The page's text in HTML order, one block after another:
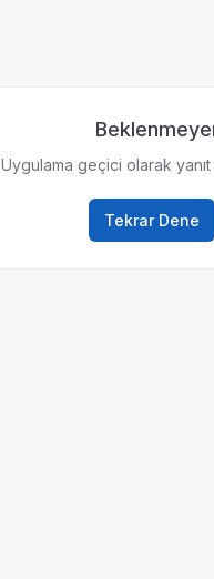
Uygulama geçici olarak
Tekrar Dene